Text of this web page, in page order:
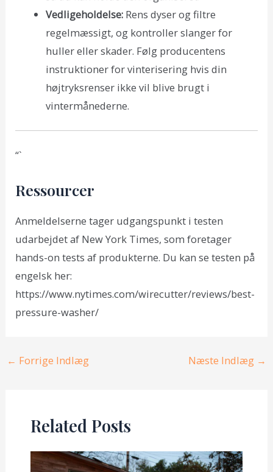
Vedligeholdelse:Rens dyser og filtre
regelmæssigt, og kontroller slanger for
huller eller skader. Følg producentens
instruktioner for vinterisering hvis din
højtryksrenser ikke vil blive brugt i
vintermånederne.
“`
Ressourcer
Anmeldelserne tager udgangspunkt i testen
udarbejdet af New York Times, som foretager
hands-on tests af produkterne. Du kan se testen på
engelsk her:
https://www.nytimes.com/wirecutter/reviews/best-
pressure-washer/
Post
← Forrige Indlæg Næste Indlæg →
Related Posts